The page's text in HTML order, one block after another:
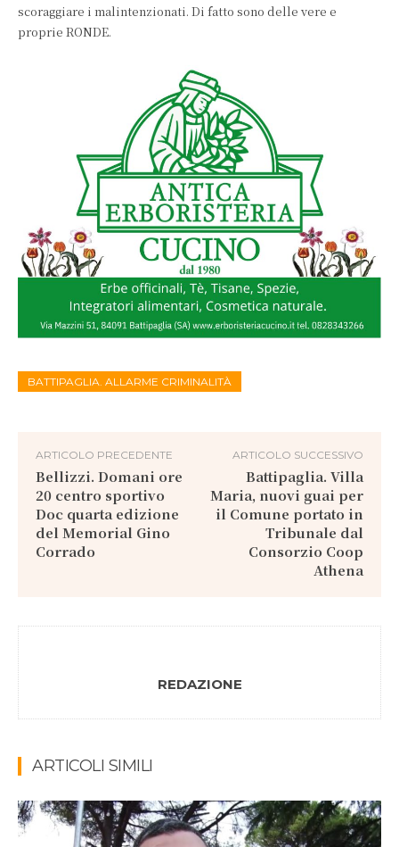
scoraggiare i malintenzionati. Di fatto sono delle vere e
proprie RONDE.
BATTIPAGLIA. ALLARME CRIMINALITÀ
ARTICOLO PRECEDENTE
Bellizzi. Domani ore
20 centro sportivo
Doc quarta edizione
del Memorial Gino
Corrado
ARTICOLO SUCCESSIVO
Battipaglia. Villa
Maria, nuovi guai per
il Comune portato in
Tribunale dal
Consorzio Coop
Athena
REDAZIONE
ARTICOLI SIMILI